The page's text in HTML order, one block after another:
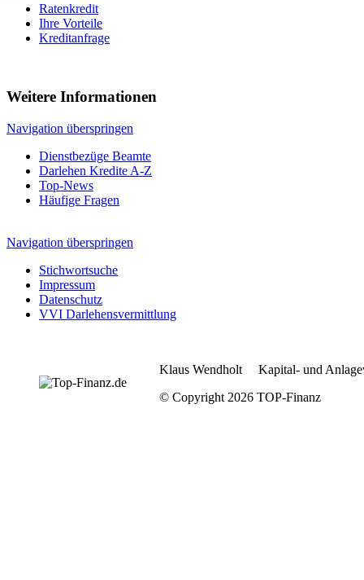
Ratenkredit
Ihre Vorteile
Kreditanfrage
Weitere Informationen
Navigation überspringen
Dienstbezüge Beamte
Darlehen Kredite A-Z
Top-News
Häufige Fragen
Navigation überspringen
Stichwortsuche
Impressum
Datenschutz
VVI Darlehensvermittlung
Klaus Wendholt Kapital- und
© Copyright 2026 TOP-Finanz